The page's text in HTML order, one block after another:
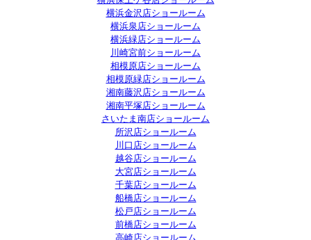
横浜金沢店ショールーム
横浜泉店ショールーム
横浜緑店ショールーム
川崎宮前ショールーム
相模原店ショールーム
相模原緑店ショールーム
湘南藤沢店ショールーム
湘南平塚店ショールーム
さいたま南店ショールーム
所沢店ショールーム
川口店ショールーム
越谷店ショールーム
大宮店ショールーム
千葉店ショールーム
船橋店ショールーム
松戸店ショールーム
前橋店ショールーム
高崎店ショールーム